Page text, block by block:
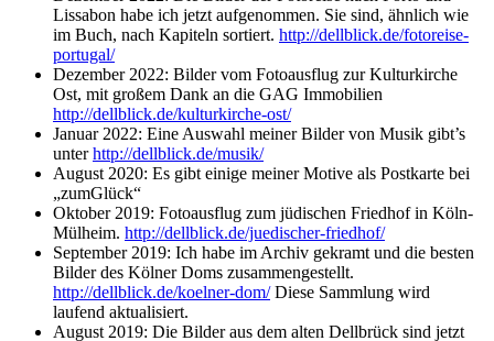
Lissabon habe ich jetzt aufgenommen. Sie sind, ähnlich wie
im Buch, nach Kapiteln sortiert. http://dellblick.de/fotoreise-
portugal/
Dezember 2022: Bilder vom Fotoausflug zur Kulturkirche
Ost, mit großem Dank an die GAG Immobilien
http://dellblick.de/kulturkirche-ost/
Januar 2022: Eine Auswahl meiner Bilder von Musik gibt’s
unterhttp://dellblick.de/musik/
August 2020: Es gibt einige meiner Motive als Postkarte bei
„zumGlück“
Oktober 2019: Fotoausflug zum jüdischen Friedhof in Köln-
Mülheim. http://dellblick.de/juedischer-friedhof/
September 2019: Ich habe im Archiv gekramt und die besten
Bilder des Kölner Doms zusammengestellt.
http://dellblick.de/koelner-dom/Diese Sammlung wird
laufend aktualisiert.
August 2019: Die Bilder aus dem alten Dellbrück sind jetzt